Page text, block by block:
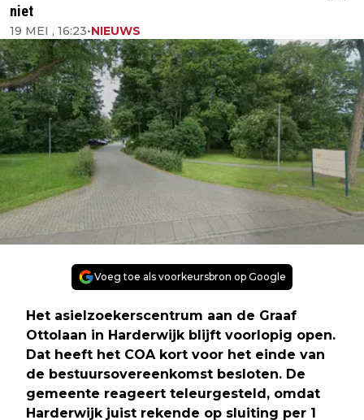
niet
19 MEI , 16:23•NIEUWS
Voeg toe als voorkeursbron op Google
Het asielzoekerscentrum aan de Graaf
Ottolaan in Harderwijk blijft voorlopig open.
Dat heeft het COA kort voor het einde van
de bestuursovereenkomst besloten. De
gemeente reageert teleurgesteld, omdat
Harderwijk juist rekende op sluiting per 1